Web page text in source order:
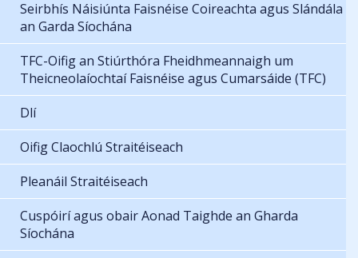
Seirbhís Náisiúnta Faisnéise Coireachta agus Slándála
an Garda Síochána
TFC-Oifig an Stiúrthóra Fheidhmeannaigh um
Theicneolaíochtaí Faisnéise agus Cumarsáide (TFC)
Dlí
Oifig Claochlú Straitéiseach
Pleanáil Straitéiseach
Cuspóirí agus obair Aonad Taighde an Gharda
Síochána